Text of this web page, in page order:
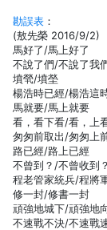
勘誤表 ：
(敖先榮 2016/9/2)
馬好了/馬上好了
不說了們/不說了我
墳煢/墳塋
楊浩時已經/楊浩這
馬就要/馬上就要
看，看下看/看，上
匆匆前取出/匆匆上
路已經/路上已經
不曾到？/不曾收到？
程老管家統兵/程將
修一封/修書一封
頑強地城下/頑強地
不速戰不決/不速戰